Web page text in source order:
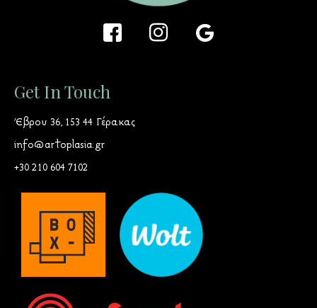
Get In Touch
Έβρου 36, 153 44 Γέρακας
info@artoplasia.gr
+30 210 604 7102